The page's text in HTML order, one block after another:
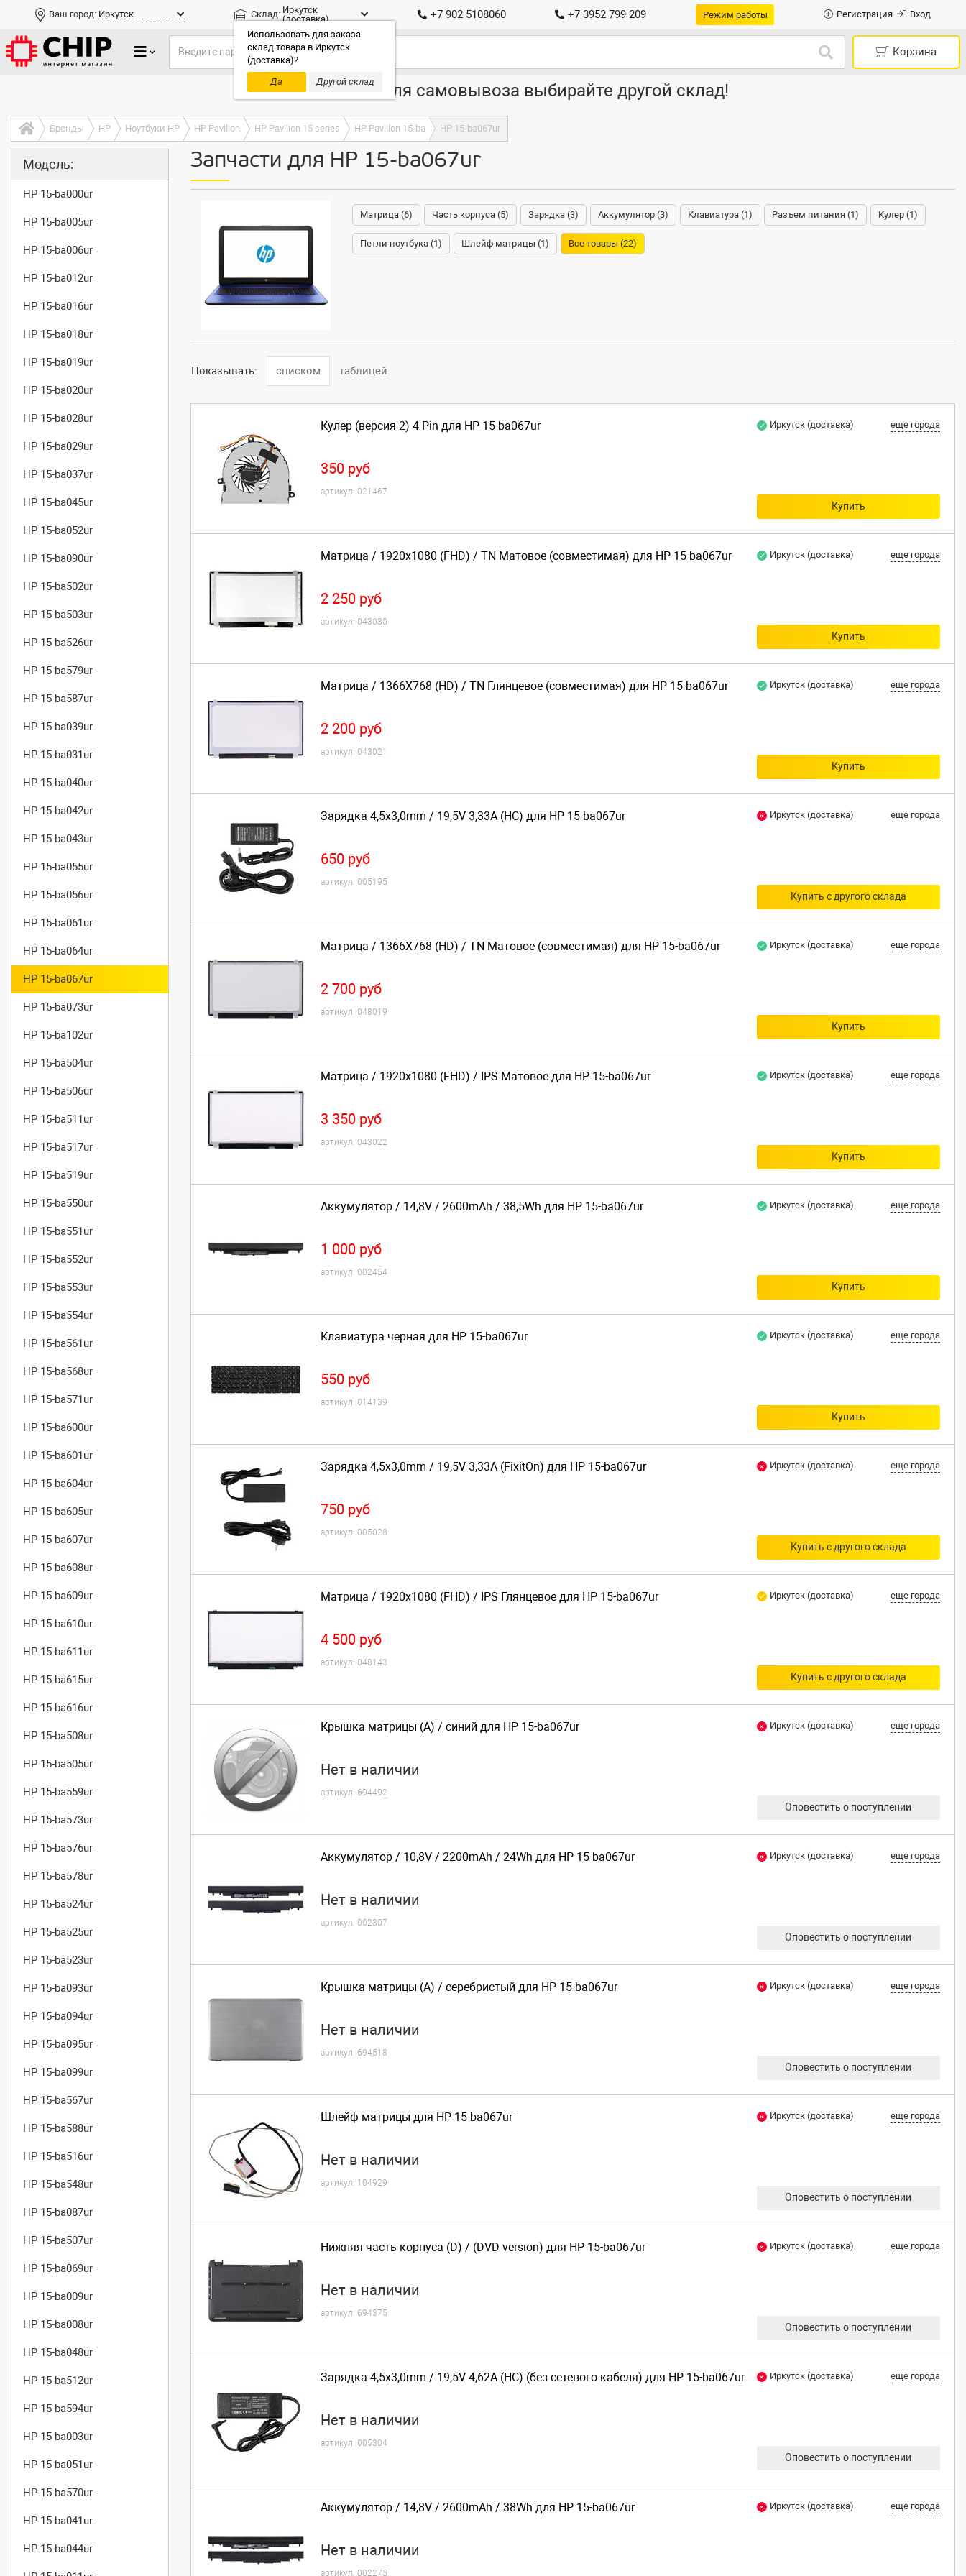
Ваш город: Иркутск Склад: Иркутск
(доставка)
Использовать для заказа
склад товара в Иркутск
(доставка)?
Да
Другой склад
+7 902 5108060 +7 3952 799 209 Режим работы Регистрация Вход
Корзина
Только доставка, для самовывоза выбирайте другой склад!
Бренды HP Ноутбуки HP HP Pavilion HP Pavilion 15 series HP Pavilion 15-ba HP 15-ba067ur
Модель:
HP 15-ba000ur
HP 15-ba005ur
HP 15-ba006ur
HP 15-ba012ur
HP 15-ba016ur
HP 15-ba018ur
HP 15-ba019ur
HP 15-ba020ur
HP 15-ba028ur
HP 15-ba029ur
HP 15-ba037ur
HP 15-ba045ur
HP 15-ba052ur
HP 15-ba090ur
HP 15-ba502ur
HP 15-ba503ur
HP 15-ba526ur
HP 15-ba579ur
HP 15-ba587ur
HP 15-ba039ur
HP 15-ba031ur
HP 15-ba040ur
HP 15-ba042ur
HP 15-ba043ur
HP 15-ba055ur
HP 15-ba056ur
HP 15-ba061ur
HP 15-ba064ur
HP 15-ba067ur
HP 15-ba073ur
HP 15-ba102ur
HP 15-ba504ur
HP 15-ba506ur
HP 15-ba511ur
HP 15-ba517ur
HP 15-ba519ur
HP 15-ba550ur
HP 15-ba551ur
HP 15-ba552ur
HP 15-ba553ur
HP 15-ba554ur
HP 15-ba561ur
HP 15-ba568ur
HP 15-ba571ur
HP 15-ba600ur
HP 15-ba601ur
HP 15-ba604ur
HP 15-ba605ur
HP 15-ba607ur
HP 15-ba608ur
HP 15-ba609ur
HP 15-ba610ur
HP 15-ba611ur
HP 15-ba615ur
HP 15-ba616ur
HP 15-ba508ur
HP 15-ba505ur
HP 15-ba559ur
HP 15-ba573ur
HP 15-ba576ur
HP 15-ba578ur
HP 15-ba524ur
HP 15-ba525ur
HP 15-ba523ur
HP 15-ba093ur
HP 15-ba094ur
HP 15-ba095ur
HP 15-ba099ur
HP 15-ba567ur
HP 15-ba588ur
HP 15-ba516ur
HP 15-ba548ur
HP 15-ba087ur
HP 15-ba507ur
HP 15-ba069ur
HP 15-ba009ur
HP 15-ba008ur
HP 15-ba048ur
HP 15-ba512ur
HP 15-ba594ur
HP 15-ba003ur
HP 15-ba051ur
HP 15-ba570ur
HP 15-ba041ur
HP 15-ba044ur
Запчасти для HP 15-ba067ur
Матрица (6) Часть корпуса (5) Зарядка (3) Аккумулятор (3) Клавиатура (1) Разъем питания (1) Кулер (1)
Петли ноутбука (1) Шлейф матрицы (1) Все товары (22)
Показывать: списком таблицей
Кулер (версия 2) 4 Pin для HP 15-ba067ur
350 руб
артикул: 021467
Иркутск (доставка) еще города
Купить
Матрица / 1920x1080 (FHD) / TN Матовое (совместимая) для HP 15-ba067ur
2 250 руб
артикул: 043030
Иркутск (доставка) еще города
Купить
Матрица / 1366X768 (HD) / TN Глянцевое (совместимая) для HP 15-ba067ur
2 200 руб
артикул: 043021
Иркутск (доставка) еще города
Купить
Зарядка 4,5x3,0mm / 19,5V 3,33A (HC) для HP 15-ba067ur
650 руб
артикул: 005195
Иркутск (доставка) еще города
Купить с другого склада
Матрица / 1366X768 (HD) / TN Матовое (совместимая) для HP 15-ba067ur
2 700 руб
артикул: 048019
Иркутск (доставка) еще города
Купить
Матрица / 1920x1080 (FHD) / IPS Матовое для HP 15-ba067ur
3 350 руб
артикул: 043022
Иркутск (доставка) еще города
Купить
Аккумулятор / 14,8V / 2600mAh / 38,5Wh для HP 15-ba067ur
1 000 руб
артикул: 002454
Иркутск (доставка) еще города
Купить
Клавиатура черная для HP 15-ba067ur
550 руб
артикул: 014139
Иркутск (доставка) еще города
Купить
Зарядка 4,5x3,0mm / 19,5V 3,33A (FixitOn) для HP 15-ba067ur
750 руб
артикул: 005028
Иркутск (доставка) еще города
Купить с другого склада
Матрица / 1920x1080 (FHD) / IPS Глянцевое для HP 15-ba067ur
4 500 руб
артикул: 048143
Иркутск (доставка) еще города
Купить с другого склада
Крышка матрицы (A) / синий для HP 15-ba067ur
Нет в наличии
артикул: 694492
Иркутск (доставка) еще города
Оповестить о поступлении
Аккумулятор / 10,8V / 2200mAh / 24Wh для HP 15-ba067ur
Нет в наличии
артикул: 002307
Иркутск (доставка) еще города
Оповестить о поступлении
Крышка матрицы (A) / серебристый для HP 15-ba067ur
Нет в наличии
артикул: 694518
Иркутск (доставка) еще города
Оповестить о поступлении
Шлейф матрицы для HP 15-ba067ur
Нет в наличии
артикул: 104929
Иркутск (доставка) еще города
Оповестить о поступлении
Нижняя часть корпуса (D) / (DVD version) для HP 15-ba067ur
Нет в наличии
артикул: 694375
Иркутск (доставка) еще города
Оповестить о поступлении
Зарядка 4,5x3,0mm / 19,5V 4,62A (HC) (без сетевого кабеля) для HP 15-ba067ur
Нет в наличии
артикул: 005304
Иркутск (доставка) еще города
Оповестить о поступлении
Аккумулятор / 14,8V / 2600mAh / 38Wh для HP 15-ba067ur
Нет в наличии
артикул: 002275
Иркутск (доставка) еще города